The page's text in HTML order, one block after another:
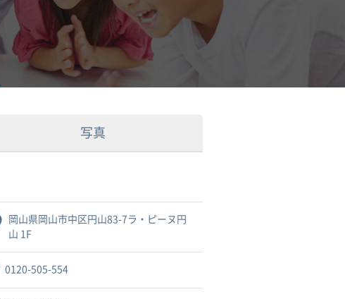
写真
岡山県岡山市中区円山83-7ラ・ピーヌ円
山 1F
0120-505-554